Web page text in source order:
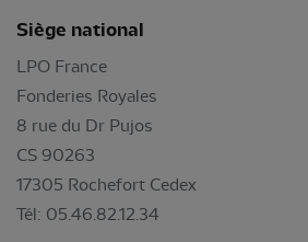
Siège national
LPO France
Fonderies Royales
8 rue du Dr Pujos
CS 90263
17305 Rochefort Cedex
Tél: 05.46.82.12.34